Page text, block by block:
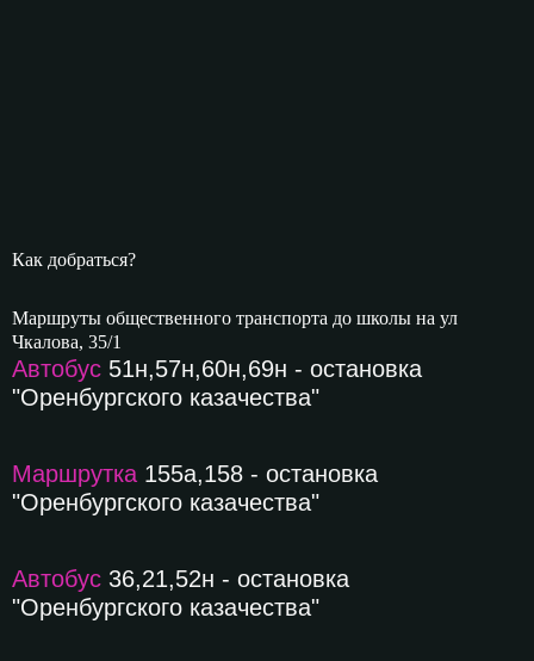
Как добраться?
Маршруты общественного транспорта до школы на ул
Чкалова, 35/1
Автобус 51н,57н,60н,69н - остановка
"Оренбургского казачества"
Маршрутка 155а,158 - остановка
"Оренбургского казачества"
Автобус 36,21,52н - остановка
"Оренбургского казачества"